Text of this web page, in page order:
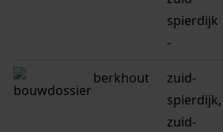
spierdijk
-
berkhout
zuid-
spierdijk,
zuid-